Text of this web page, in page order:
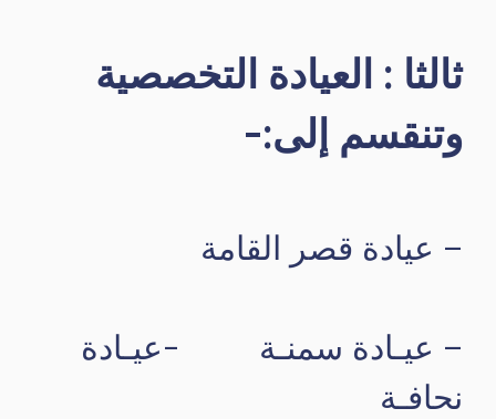
ثالثا : العيادة التخصصية
وتنقسم إلى:-
– عيادة قصر القامة
– عيـادة سمنـة -عيـادة
نحافـة